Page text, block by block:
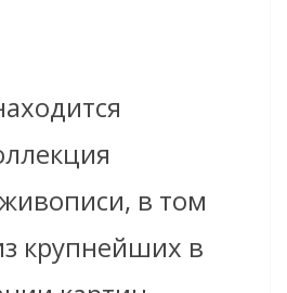
в том
крупнейших в